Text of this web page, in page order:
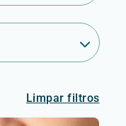
Limpar filtros